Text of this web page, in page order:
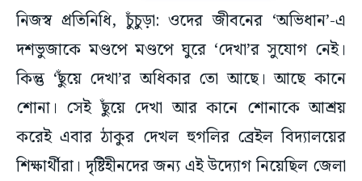
নিজস্ব প্রতিনিধি, চুঁচুড়া: ওদের জীবনের ‘অভিধান’-এ
দশভুজাকে মণ্ডপে মণ্ডপে ঘুরে ‘দেখা’র সুযোগ নেই।
কিন্তু ‘ছুঁয়ে দেখা’র অধিকার তো আছে। আছে কানে
শোনা। সেই ছুঁয়ে দেখা আর কানে শোনাকে আশ্রয়
করেই এবার ঠাকুর দেখল হুগলির ব্রেইল বিদ্যালয়ের
শিক্ষার্থীরা। দৃষ্টিহীনদের জন্য এই উদ্যোগ নিয়েছিল জেলা